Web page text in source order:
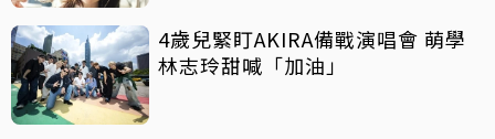
4歲兒緊盯AKIRA備戰演唱會 萌學
林志玲甜喊「加油」